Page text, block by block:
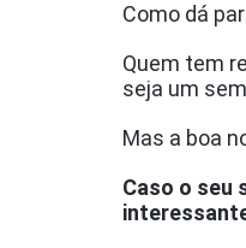
Como dá
Quem tem
seja um
Mas a boa
Caso o seu